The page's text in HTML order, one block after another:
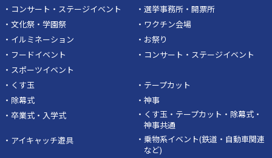
・コンサート・ステージイベント
・選挙事務所・開票所
・文化祭・学園祭
・ワクチン会場
・イルミネーション
・お祭り
・フードイベント
・コンサート・ステージイベント
・スポーツイベント
・くす玉
・テープカット
・除幕式
・神事
・卒業式・入学式
・くす玉・テープカット・除幕式・
神事共通
・アイキャッチ遊具
・乗物系イベント(鉄道・自動車関連
など)